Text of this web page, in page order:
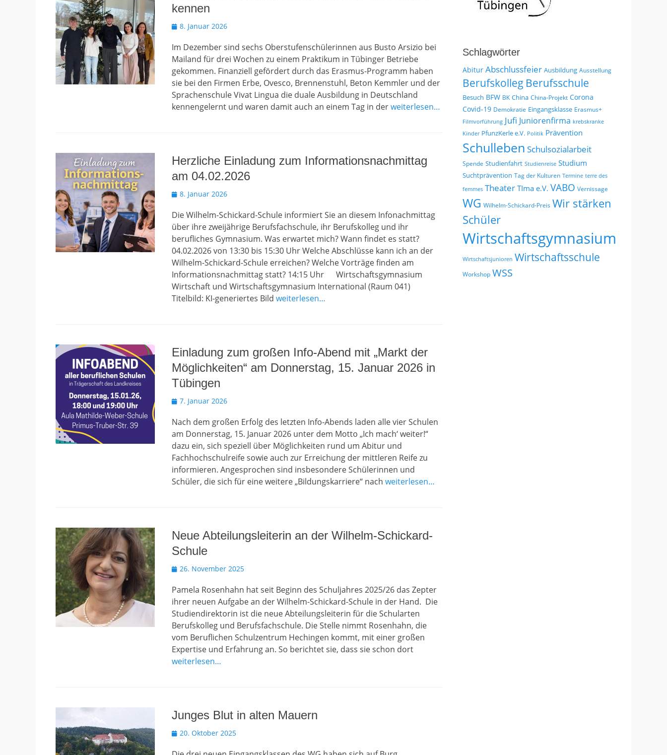
kennen
Veröffentlicht
8. Januar 2026
Im Dezember sind sechs Oberstufenschülerinnen aus Busto Arsizio bei
Mailand für drei Wochen zu einem Praktikum in Tübinger Betriebe
gekommen. Finanziell gefördert durch das Erasmus-Programm haben
sie bei den Firmen Erbe, Ovesco, Brennenstuhl, Beton Kemmler und der
Sprachenschule Vivat Lingua die duale Ausbildung in Deutschland
kennengelernt und waren damit auch an einem Tag in derweiterlesen…
Herzliche Einladung zum Informationsnachmittag
am 04.02.2026
Veröffentlicht
8. Januar 2026
Die Wilhelm-Schickard-Schule informiert Sie an diesem Infonachmittag
über ihre zweijährige Berufsfachschule, ihr Berufskolleg und ihr
berufliches Gymnasium. Was erwartet mich? Wann findet es statt?
04.02.2026 von 13:30 bis 15:30 Uhr Welche Abschlüsse kann ich an der
Wilhelm-Schickard-Schule erreichen? Welche Vorträge finden am
Informationsnachmittag statt? 14:15 Uhr Wirtschaftsgymnasium
Wirtschaft und Wirtschaftsgymnasium International (Raum 041)
Titelbild: KI-generiertes Bild weiterlesen…
Einladung zum großen Info-Abend mit „Markt der
Möglichkeiten“ am Donnerstag, 15. Januar 2026 in
Tübingen
Veröffentlicht
7. Januar 2026
Nach dem großen Erfolg des letzten Info-Abends laden alle vier Schulen
am Donnerstag, 15. Januar 2026 unter dem Motto „Ich mach‘ weiter!“
dazu ein, sich speziell über Möglichkeiten rund um Abitur und
Fachhochschulreife sowie auch zur Erreichung der mittleren Reife zu
informieren. Angesprochen sind insbesondere Schülerinnen und
Schüler, die sich für eine weitere „Bildungskarriere“ nach weiterlesen…
Neue Abteilungsleiterin an der Wilhelm-Schickard-
Schule
Veröffentlicht
26. November 2025
Pamela Rosenhahn hat seit Beginn des Schuljahres 2025/26 das Zepter
ihrer neuen Aufgabe an der Wilhelm-Schickard-Schule in der Hand. Die
Studiendirektorin ist die neue Abteilungsleiterin für die Schularten
Berufskolleg und Berufsfachschule. Die Stelle nimmt Rosenhahn, die
vom Beruflichen Schulzentrum Hechingen kommt, mit einer großen
Expertise und Erfahrung an. So berichtet sie, dass sie schon dort
weiterlesen…
Junges Blut in alten Mauern
Veröffentlicht
20. Oktober 2025
Schlagwörter
Abitur Abschlussfeier Ausbildung Ausstellung
Berufskolleg Berufsschule
Besuch BFW BK China China-Projekt Corona
Covid-19 Demokratie Eingangsklasse Erasmus+
Filmvorführung Jufi Juniorenfirma krebskranke
Kinder PfunzKerle e.V. Politik Prävention
Schulleben Schulsozialarbeit
Spende Studienfahrt Studienreise Studium
Suchtprävention Tag der Kulturen Termine terre des
femmes Theater TIma e.V. VABO Vernissage
WG Wilhelm-Schickard-Preis Wir stärken
Schüler
Wirtschaftsgymnasium
Wirtschaftsjunioren Wirtschaftsschule
Workshop WSS